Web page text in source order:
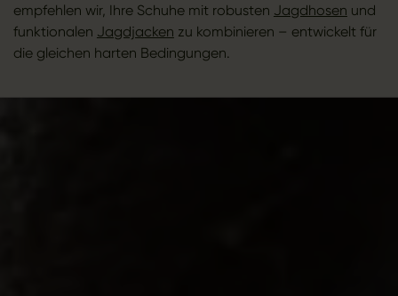
empfehlen wir, Ihre Schuhe mit robusten Jagdhosen und
funktionalen Jagdjacken zu kombinieren – entwickelt für
die gleichen harten Bedingungen.